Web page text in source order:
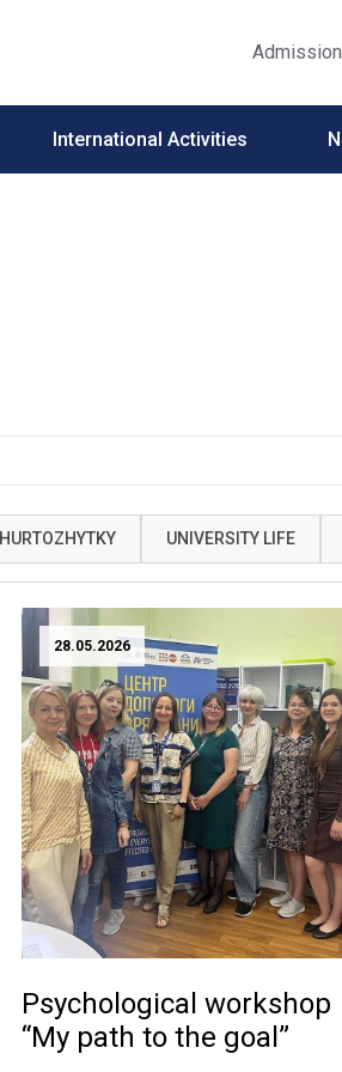
International Activities
HURTOZHYTKY UNIVERSITY LIFE
28.05.2026
Psychological workshop
“My path to the goal”